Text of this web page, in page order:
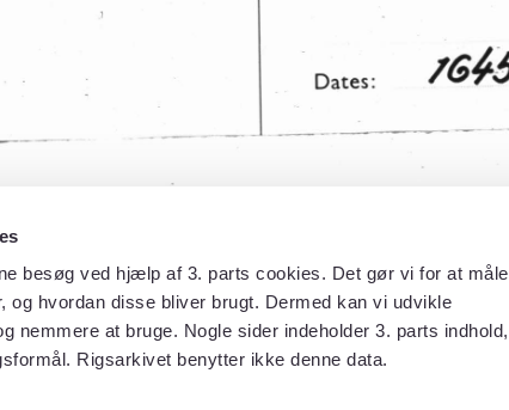
besøg ved hjælp af 3. parts cookies. Det gør vi for at måle
og hvordan disse bliver brugt. Dermed kan vi udvikle
nemmere at bruge. Nogle sider indeholder 3. parts indhold,
Rigsarkivet benytter ikke denne data.